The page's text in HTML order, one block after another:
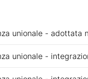
unionale - adottata
unionale -